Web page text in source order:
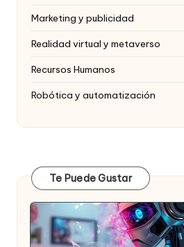
Marketing y publicidad
Realidad virtual y metaverso
Recursos Humanos
Robótica y automatización
Te Puede Gustar